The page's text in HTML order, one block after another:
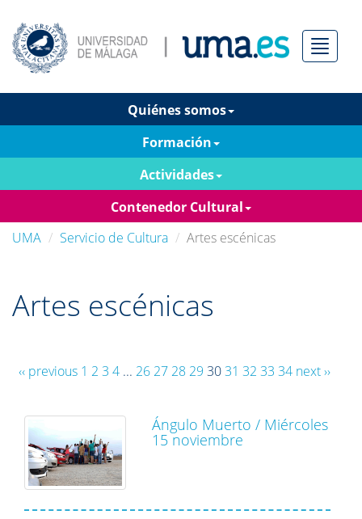
Menú
Quiénes somos
Formación
Actividades
Contenedor Cultural
UMA
Servicio de Cultura Artes escénicas
Artes escénicas
‹‹ previous 1 2 3 4 ... 26 27 28 29 3031 32 33 34 next ››
Ángulo Muerto / Miércoles
15 noviembre